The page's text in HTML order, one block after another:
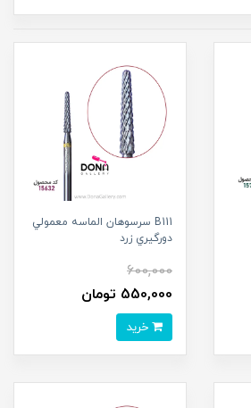
B111 سرسوهان الماسه معمولي
دورگيري زرد
600,000
550,000 تومان